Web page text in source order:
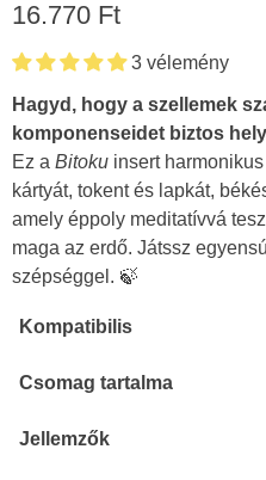
16.770 Ft​
3 vélemény
Hagyd, hogy a szellemek
komponenseidet biztos
Ez a Bitoku insert
kártyát, tokent és lapkát,
amely éppoly meditatívvá
maga az erdő. Játssz
szépséggel. 🍃
Kompatibilis
Csomag tartalma
Jellemzők